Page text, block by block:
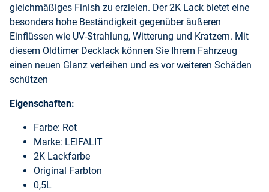
gleichmäßiges Finish zu erzielen. Der 2K Lack bietet eine
besonders hohe Beständigkeit gegenüber äußeren
Einflüssen wie UV-Strahlung, Witterung und Kratzern. Mit
diesem Oldtimer Decklack können Sie Ihrem Fahrzeug
einen neuen Glanz verleihen und es vor weiteren Schäden
schützen
Eigenschaften:
Farbe: Rot
Marke: LEIFALIT
2K Lackfarbe
Original Farbton
0,5L